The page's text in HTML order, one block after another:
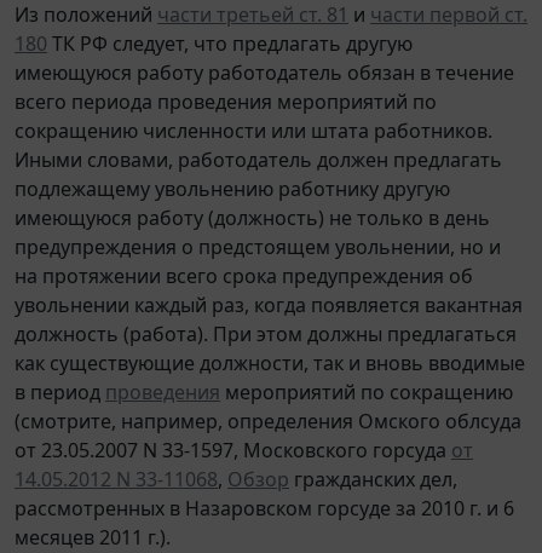
Из положений части третьей ст. 81 и части первой ст.
180 ТК РФ следует, что предлагать другую
имеющуюся работу работодатель обязан в течение
всего периода проведения мероприятий по
сокращению численности или штата работников.
Иными словами, работодатель должен предлагать
подлежащему увольнению работнику другую
имеющуюся работу (должность) не только в день
предупреждения о предстоящем увольнении, но и
на протяжении всего срока предупреждения об
увольнении каждый раз, когда появляется вакантная
должность (работа). При этом должны предлагаться
как существующие должности, так и вновь вводимые
в период проведения мероприятий по сокращению
(смотрите, например, определения Омского облсуда
от 23.05.2007 N 33-1597, Московского горсуда от
14.05.2012 N 33-11068, Обзор гражданских дел,
рассмотренных в Назаровском горсуде за 2010 г. и 6
месяцев 2011 г.).